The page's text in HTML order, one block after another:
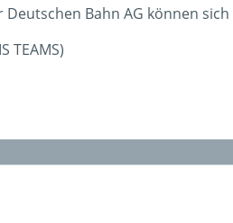
Bahn AG können
TEAMS)